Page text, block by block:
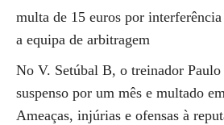
multa de 15 euros por
a equipa de arbitragem
No V. Setúbal B, o treinador
suspenso por um mês e multado
Ameaças, injúrias e ofensas à